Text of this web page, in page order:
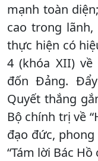
mạnh toàn
cao trong
thực hiện có
4 (khóa XII)
đốn Đảng.
Quyết thắng
Bộ chính trị về
đạo đức, phong
“Tám lời Bác